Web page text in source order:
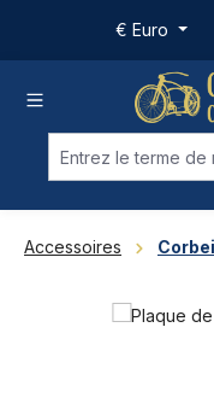
Passer au contenu
€ Euro
Accessoires
Ignorer la galerie